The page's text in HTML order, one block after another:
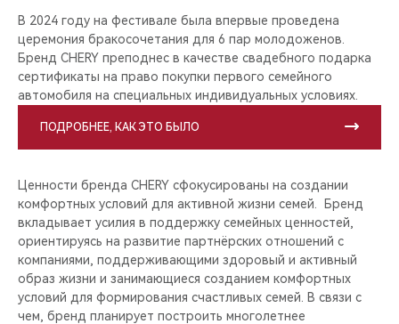
В 2024 году на фестивале была впервые проведена
церемония бракосочетания для 6 пар молодоженов.
Бренд CHERY преподнес в качестве свадебного подарка
сертификаты на право покупки первого семейного
автомобиля на специальных индивидуальных условиях.
ПОДРОБНЕЕ, КАК ЭТО БЫЛО
Ценности бренда CHERY сфокусированы на создании
комфортных условий для активной жизни семей. Бренд
вкладывает усилия в поддержку семейных ценностей,
ориентируясь на развитие партнёрских отношений с
компаниями, поддерживающими здоровый и активный
образ жизни и занимающиеся созданием комфортных
условий для формирования счастливых семей. В связи с
чем, бренд планирует построить многолетнее